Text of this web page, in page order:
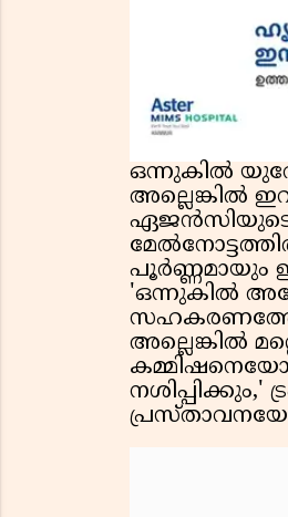
ഒന്നുകിൽ
അല്ലെങ്കിൽ
പൂർണ്ണമായും
'ഒന്നുകിൽ
അല്ലെങ്കിൽ
നശിപ്പിക്കും,'